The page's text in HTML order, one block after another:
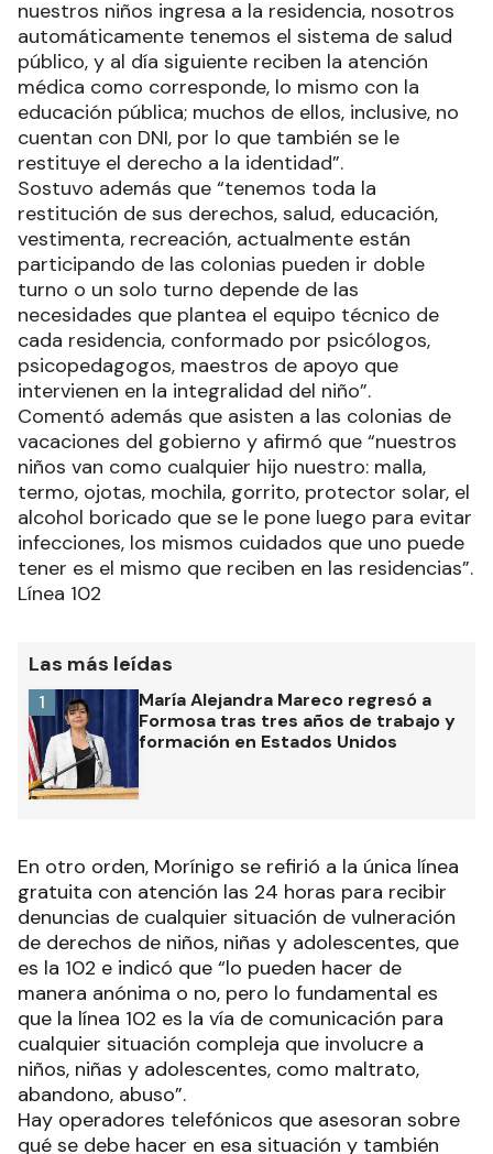
nuestros niños ingresa a la residencia, nosotros
automáticamente tenemos el sistema de salud
público, y al día siguiente reciben la atención
médica como corresponde, lo mismo con la
educación pública; muchos de ellos, inclusive, no
cuentan con DNI, por lo que también se le
restituye el derecho a la identidad”.
Sostuvo además que “tenemos toda la
restitución de sus derechos, salud, educación,
vestimenta, recreación, actualmente están
participando de las colonias pueden ir doble
turno o un solo turno depende de las
necesidades que plantea el equipo técnico de
cada residencia, conformado por psicólogos,
psicopedagogos, maestros de apoyo que
intervienen en la integralidad del niño”.
Comentó además que asisten a las colonias de
vacaciones del gobierno y afirmó que “nuestros
niños van como cualquier hijo nuestro: malla,
termo, ojotas, mochila, gorrito, protector solar, el
alcohol boricado que se le pone luego para evitar
infecciones, los mismos cuidados que uno puede
tener es el mismo que reciben en las residencias”.
Línea 102
Las más leídas
María Alejandra Mareco regresó a
Formosa tras tres años de trabajo y
formación en Estados Unidos
1
En otro orden, Morínigo se refirió a la única línea
gratuita con atención las 24 horas para recibir
denuncias de cualquier situación de vulneración
de derechos de niños, niñas y adolescentes, que
es la 102 e indicó que “lo pueden hacer de
manera anónima o no, pero lo fundamental es
que la línea 102 es la vía de comunicación para
cualquier situación compleja que involucre a
niños, niñas y adolescentes, como maltrato,
abandono, abuso”.
Hay operadores telefónicos que asesoran sobre
qué se debe hacer en esa situación y también